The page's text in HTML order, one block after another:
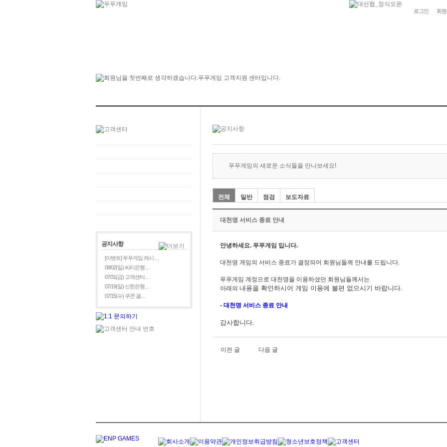
로그인 회
공지사항
[이벤트] 푸푸게임 캐시…
08/02(일) 씨티은행…
07/31(금) 고객센터…
07/19(일) 신한은행…
07/15(수) 쿠콘 결…
푸푸게임의 새로운 소식들을 만나보세요!
전체 일반 점검 보도자료
대천명 서비스 종료 안내
안녕하세요. 푸푸게임 입니다.
대천명 게임의 서비스 종료가 결정되어 회원님들께 안내를 드립니다.
푸푸게임 계정으로 대천명을 이용하셨던 회원님들께서는
아래의 내용을 확인하시어 게임 이용에 불편 없으시기 바랍니다.
- 대천명 서비스 종료 안내
감사합니다.
이전 글 다음 글